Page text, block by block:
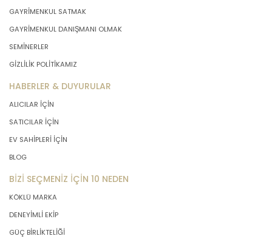
GAYRİMENKUL SATMAK
GAYRİMENKUL DANIŞMANI OLMAK
SEMİNERLER
GİZLİLİK POLİTİKAMIZ
HABERLER & DUYURULAR
ALICILAR İÇİN
SATICILAR İÇİN
EV SAHİPLERİ İÇİN
BLOG
BİZİ SEÇMENİZ İÇİN 10 NEDEN
KÖKLÜ MARKA
DENEYİMLİ EKİP
GÜÇ BİRLİKTELİĞİ